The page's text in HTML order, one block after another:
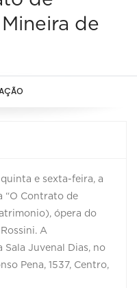
de
e sexta-feira, a
“O Contrato de
ópera do
A
Sala Juvenal Dias, no
Pena, 1537, Centro,